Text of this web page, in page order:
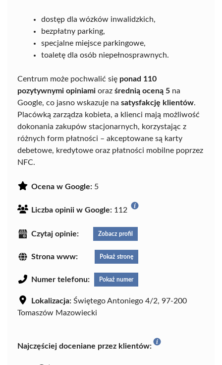
dostęp dla wózków inwalidzkich,
bezpłatny parking,
specjalne miejsce parkingowe,
toaletę dla osób niepełnosprawnych.
Centrum może pochwalić się ponad 110
pozytywnymi opiniami oraz średnią oceną 5 na
Google, co jasno wskazuje na satysfakcję klientów.
Placówką zarządza kobieta, a klienci mają możliwość
dokonania zakupów stacjonarnych, korzystając z
różnych form płatności – akceptowane są karty
debetowe, kredytowe oraz płatności mobilne poprzez
NFC.
Ocena w Google: 5
Liczba opinii w Google: 112
Czytaj opinie: Zobacz profil
Strona www: Pokaż stronę
Numer telefonu: Pokaż numer
Lokalizacja: Świętego Antoniego 4/2, 97-200
Tomaszów Mazowiecki
Najczęściej doceniane przez klientów: